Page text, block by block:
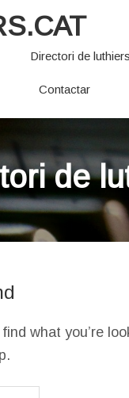
Directori de luthiers
Contactar
de
find what you’re